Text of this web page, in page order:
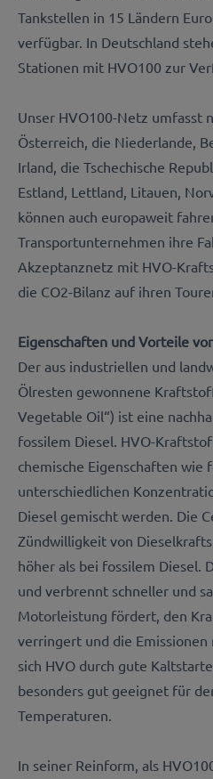
Tankstellen in 15 Ländern
verfügbar. In Deutschland
Stationen mit HVO100 zur
Unser HVO100-Netz umfasst
Österreich, die Niederlande,
Irland, die Tschechische
Estland, Lettland, Litauen,
können auch europaweit
Transportunternehmen ihre
Akzeptanznetz mit HVO-
die CO2-Bilanz auf ihren
Eigenschaften und Vorteile
Der aus industriellen und
Ölresten gewonnene
Vegetable Oil“) ist eine
fossilem Diesel. HVO-
chemische Eigenschaften wie
unterschiedlichen
Diesel gemischt werden. Die
Zündwilligkeit von
höher als bei fossilem Diesel.
und verbrennt schneller und
Motorleistung fördert, den
verringert und die
sich HVO durch gute
besonders gut geeignet für
Temperaturen.
In seiner Reinform, als